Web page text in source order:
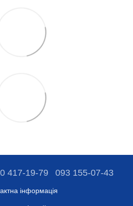
417-19-79 093 155-07-43
інформація